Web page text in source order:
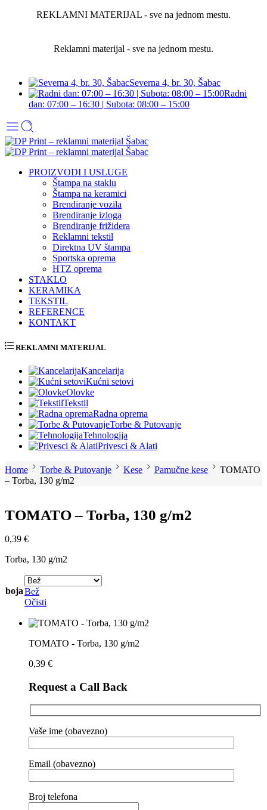
REKLAMNI MATERIJAL - sve na jednom mestu.
Reklamni materijal - sve na jednom mestu.
Severna 4, br. 30, Šabac
Radni
dan: 07:00 – 16:30 | Subota: 08:00 – 15:00
PROIZVODI I USLUGE
Štampa na staklu
Štampa na keramici
Brendiranje vozila
Brendiranje izloga
Brendiranje frižidera
Reklamni tekstil
Direktna UV štampa
Sportska oprema
HTZ oprema
STAKLO
KERAMIKA
TEKSTIL
REFERENCE
KONTAKT
REKLAMNI MATERIJAL
Kancelarija
Kućni setovi
Olovke
Tekstil
Radna oprema
Torbe & Putovanje
Tehnologija
Privesci & Alati
Home Torbe & Putovanje Kese Pamučne kese
TOMATO
– Torba, 130 g/m2
TOMATO – Torba, 130 g/m2
0,39 €
Torba, 130 g/m2
bojaBež
Očisti
TOMATO - Torba, 130 g/m2
0,39 €
Request a Call Back
Vaše ime (obavezno)
Email (obavezno)
Broj telefona